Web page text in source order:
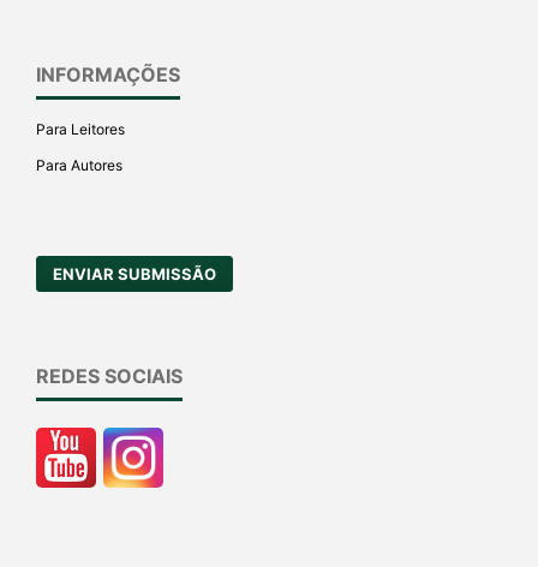
INFORMAÇÕES
Para Leitores
Para Autores
ENVIAR SUBMISSÃO
REDES SOCIAIS